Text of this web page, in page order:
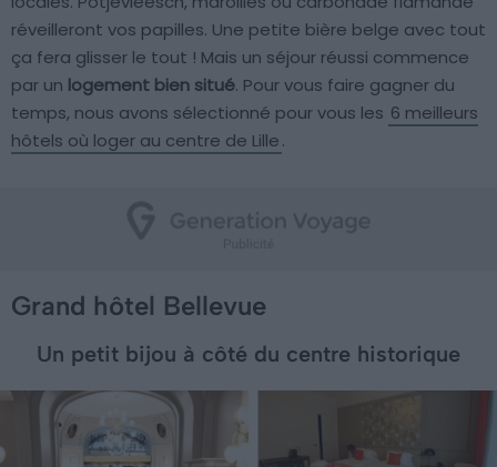
réveilleront vos papilles. Une petite bière belge avec tout
ça fera glisser le tout ! Mais un séjour réussi commence
par un logement bien situé. Pour vous faire gagner du
temps, nous avons sélectionné pour vous les 6 meilleurs
hôtels où loger au centre de Lille.
Grand hôtel Bellevue
Un petit bijou à côté du centre historique